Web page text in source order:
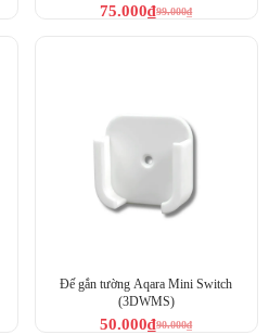
99.000₫
75.000₫
Đế gắn tường Aqara Mini Switch
(3DWMS)
90.000₫
50.000₫